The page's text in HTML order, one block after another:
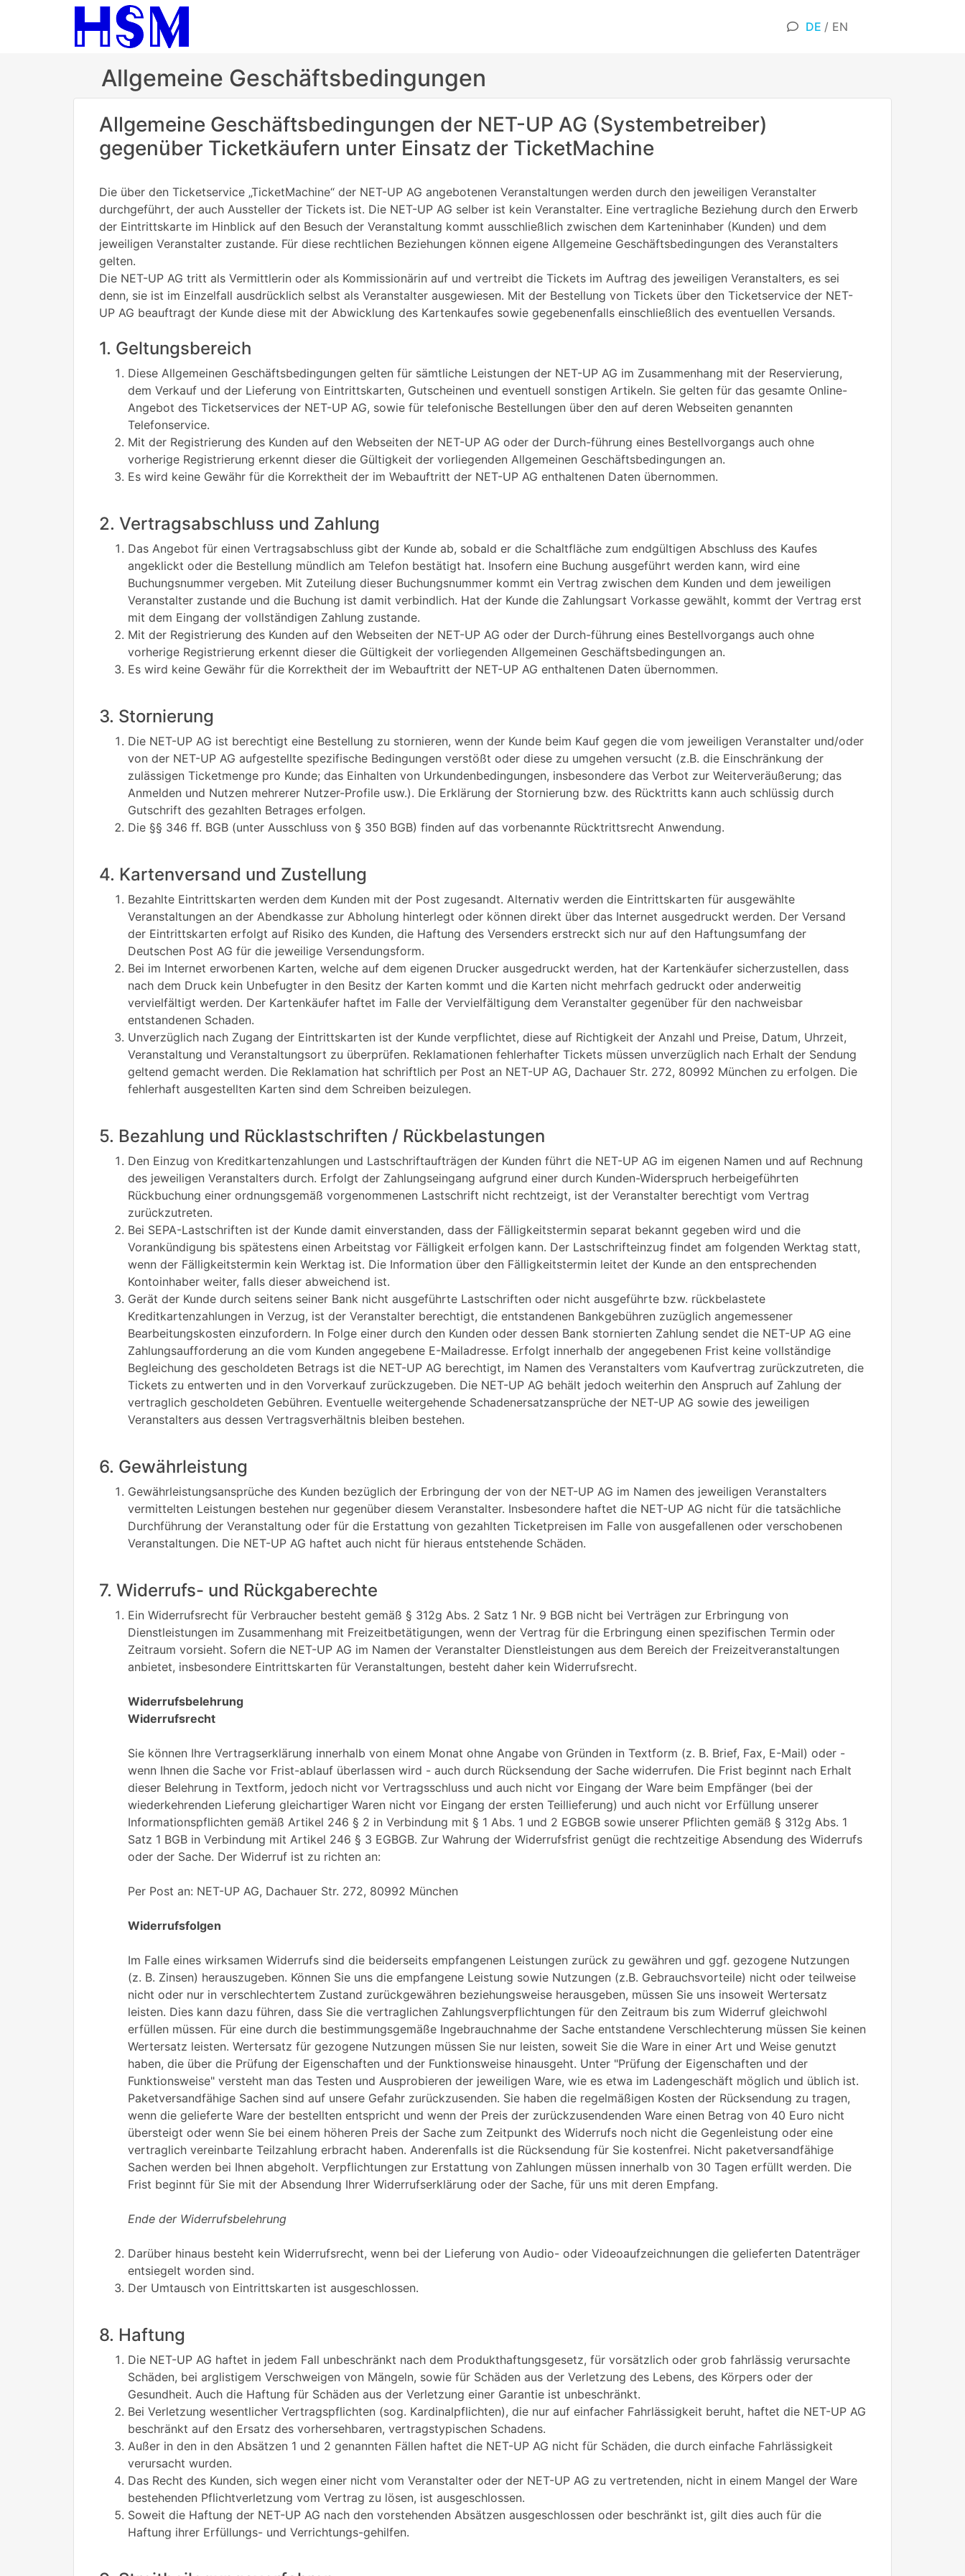
DE / EN
Allgemeine Geschäftsbedingungen
Allgemeine Geschäftsbedingungen der NET-UP AG (Systembetreiber)
gegenüber Ticketkäufern unter Einsatz der TicketMachine
Die über den Ticketservice „TicketMachine“ der NET-UP AG angebotenen Veranstaltungen werden durch den jeweiligen Veranstalter
durchgeführt, der auch Aussteller der Tickets ist. Die NET-UP AG selber ist kein Veranstalter. Eine vertragliche Beziehung durch den Erwerb
der Eintrittskarte im Hinblick auf den Besuch der Veranstaltung kommt ausschließlich zwischen dem Karteninhaber (Kunden) und dem
jeweiligen Veranstalter zustande. Für diese rechtlichen Beziehungen können eigene Allgemeine Geschäftsbedingungen des Veranstalters
gelten.
Die NET-UP AG tritt als Vermittlerin oder als Kommissionärin auf und vertreibt die Tickets im Auftrag des jeweiligen Veranstalters, es sei
denn, sie ist im Einzelfall ausdrücklich selbst als Veranstalter ausgewiesen. Mit der Bestellung von Tickets über den Ticketservice der NET-
UP AG beauftragt der Kunde diese mit der Abwicklung des Kartenkaufes sowie gegebenenfalls einschließlich des eventuellen Versands.
1. Geltungsbereich
Diese Allgemeinen Geschäftsbedingungen gelten für sämtliche Leistungen der NET-UP AG im Zusammenhang mit der Reservierung,
dem Verkauf und der Lieferung von Eintrittskarten, Gutscheinen und eventuell sonstigen Artikeln. Sie gelten für das gesamte Online-
Angebot des Ticketservices der NET-UP AG, sowie für telefonische Bestellungen über den auf deren Webseiten genannten
Telefonservice.
Mit der Registrierung des Kunden auf den Webseiten der NET-UP AG oder der Durch-führung eines Bestellvorgangs auch ohne
vorherige Registrierung erkennt dieser die Gültigkeit der vorliegenden Allgemeinen Geschäftsbedingungen an.
Es wird keine Gewähr für die Korrektheit der im Webauftritt der NET-UP AG enthaltenen Daten übernommen.
2. Vertragsabschluss und Zahlung
Das Angebot für einen Vertragsabschluss gibt der Kunde ab, sobald er die Schaltfläche zum endgültigen Abschluss des Kaufes
angeklickt oder die Bestellung mündlich am Telefon bestätigt hat. Insofern eine Buchung ausgeführt werden kann, wird eine
Buchungsnummer vergeben. Mit Zuteilung dieser Buchungsnummer kommt ein Vertrag zwischen dem Kunden und dem jeweiligen
Veranstalter zustande und die Buchung ist damit verbindlich. Hat der Kunde die Zahlungsart Vorkasse gewählt, kommt der Vertrag erst
mit dem Eingang der vollständigen Zahlung zustande.
Mit der Registrierung des Kunden auf den Webseiten der NET-UP AG oder der Durch-führung eines Bestellvorgangs auch ohne
vorherige Registrierung erkennt dieser die Gültigkeit der vorliegenden Allgemeinen Geschäftsbedingungen an.
Es wird keine Gewähr für die Korrektheit der im Webauftritt der NET-UP AG enthaltenen Daten übernommen.
3. Stornierung
Die NET-UP AG ist berechtigt eine Bestellung zu stornieren, wenn der Kunde beim Kauf gegen die vom jeweiligen Veranstalter und/oder
von der NET-UP AG aufgestellte spezifische Bedingungen verstößt oder diese zu umgehen versucht (z.B. die Einschränkung der
zulässigen Ticketmenge pro Kunde; das Einhalten von Urkundenbedingungen, insbesondere das Verbot zur Weiterveräußerung; das
Anmelden und Nutzen mehrerer Nutzer-Profile usw.). Die Erklärung der Stornierung bzw. des Rücktritts kann auch schlüssig durch
Gutschrift des gezahlten Betrages erfolgen.
Die §§ 346 ff. BGB (unter Ausschluss von § 350 BGB) finden auf das vorbenannte Rücktrittsrecht Anwendung.
4. Kartenversand und Zustellung
Bezahlte Eintrittskarten werden dem Kunden mit der Post zugesandt. Alternativ werden die Eintrittskarten für ausgewählte
Veranstaltungen an der Abendkasse zur Abholung hinterlegt oder können direkt über das Internet ausgedruckt werden. Der Versand
der Eintrittskarten erfolgt auf Risiko des Kunden, die Haftung des Versenders erstreckt sich nur auf den Haftungsumfang der
Deutschen Post AG für die jeweilige Versendungsform.
Bei im Internet erworbenen Karten, welche auf dem eigenen Drucker ausgedruckt werden, hat der Kartenkäufer sicherzustellen, dass
nach dem Druck kein Unbefugter in den Besitz der Karten kommt und die Karten nicht mehrfach gedruckt oder anderweitig
vervielfältigt werden. Der Kartenkäufer haftet im Falle der Vervielfältigung dem Veranstalter gegenüber für den nachweisbar
entstandenen Schaden.
Unverzüglich nach Zugang der Eintrittskarten ist der Kunde verpflichtet, diese auf Richtigkeit der Anzahl und Preise, Datum, Uhrzeit,
Veranstaltung und Veranstaltungsort zu überprüfen. Reklamationen fehlerhafter Tickets müssen unverzüglich nach Erhalt der Sendung
geltend gemacht werden. Die Reklamation hat schriftlich per Post an NET-UP AG, Dachauer Str. 272, 80992 München zu erfolgen. Die
fehlerhaft ausgestellten Karten sind dem Schreiben beizulegen.
5. Bezahlung und Rücklastschriften / Rückbelastungen
Den Einzug von Kreditkartenzahlungen und Lastschriftaufträgen der Kunden führt die NET-UP AG im eigenen Namen und auf Rechnung
des jeweiligen Veranstalters durch. Erfolgt der Zahlungseingang aufgrund einer durch Kunden-Widerspruch herbeigeführten
Rückbuchung einer ordnungsgemäß vorgenommenen Lastschrift nicht rechtzeigt, ist der Veranstalter berechtigt vom Vertrag
zurückzutreten.
Bei SEPA-Lastschriften ist der Kunde damit einverstanden, dass der Fälligkeitstermin separat bekannt gegeben wird und die
Vorankündigung bis spätestens einen Arbeitstag vor Fälligkeit erfolgen kann. Der Lastschrifteinzug findet am folgenden Werktag statt,
wenn der Fälligkeitstermin kein Werktag ist. Die Information über den Fälligkeitstermin leitet der Kunde an den entsprechenden
Kontoinhaber weiter, falls dieser abweichend ist.
Gerät der Kunde durch seitens seiner Bank nicht ausgeführte Lastschriften oder nicht ausgeführte bzw. rückbelastete
Kreditkartenzahlungen in Verzug, ist der Veranstalter berechtigt, die entstandenen Bankgebühren zuzüglich angemessener
Bearbeitungskosten einzufordern. In Folge einer durch den Kunden oder dessen Bank stornierten Zahlung sendet die NET-UP AG eine
Zahlungsaufforderung an die vom Kunden angegebene E-Mailadresse. Erfolgt innerhalb der angegebenen Frist keine vollständige
Begleichung des gescholdeten Betrags ist die NET-UP AG berechtigt, im Namen des Veranstalters vom Kaufvertrag zurückzutreten, die
Tickets zu entwerten und in den Vorverkauf zurückzugeben. Die NET-UP AG behält jedoch weiterhin den Anspruch auf Zahlung der
vertraglich gescholdeten Gebühren. Eventuelle weitergehende Schadenersatzansprüche der NET-UP AG sowie des jeweiligen
Veranstalters aus dessen Vertragsverhältnis bleiben bestehen.
6. Gewährleistung
Gewährleistungsansprüche des Kunden bezüglich der Erbringung der von der NET-UP AG im Namen des jeweiligen Veranstalters
vermittelten Leistungen bestehen nur gegenüber diesem Veranstalter. Insbesondere haftet die NET-UP AG nicht für die tatsächliche
Durchführung der Veranstaltung oder für die Erstattung von gezahlten Ticketpreisen im Falle von ausgefallenen oder verschobenen
Veranstaltungen. Die NET-UP AG haftet auch nicht für hieraus entstehende Schäden.
7. Widerrufs- und Rückgaberechte
Ein Widerrufsrecht für Verbraucher besteht gemäß § 312g Abs. 2 Satz 1 Nr. 9 BGB nicht bei Verträgen zur Erbringung von
Dienstleistungen im Zusammenhang mit Freizeitbetätigungen, wenn der Vertrag für die Erbringung einen spezifischen Termin oder
Zeitraum vorsieht. Sofern die NET-UP AG im Namen der Veranstalter Dienstleistungen aus dem Bereich der Freizeitveranstaltungen
anbietet, insbesondere Eintrittskarten für Veranstaltungen, besteht daher kein Widerrufsrecht.
Widerrufsbelehrung
Widerrufsrecht
Sie können Ihre Vertragserklärung innerhalb von einem Monat ohne Angabe von Gründen in Textform (z. B. Brief, Fax, E-Mail) oder -
wenn Ihnen die Sache vor Frist-ablauf überlassen wird - auch durch Rücksendung der Sache widerrufen. Die Frist beginnt nach Erhalt
dieser Belehrung in Textform, jedoch nicht vor Vertragsschluss und auch nicht vor Eingang der Ware beim Empfänger (bei der
wiederkehrenden Lieferung gleichartiger Waren nicht vor Eingang der ersten Teillieferung) und auch nicht vor Erfüllung unserer
Informationspflichten gemäß Artikel 246 § 2 in Verbindung mit § 1 Abs. 1 und 2 EGBGB sowie unserer Pflichten gemäß § 312g Abs. 1
Satz 1 BGB in Verbindung mit Artikel 246 § 3 EGBGB. Zur Wahrung der Widerrufsfrist genügt die rechtzeitige Absendung des Widerrufs
oder der Sache. Der Widerruf ist zu richten an:
Per Post an: NET-UP AG, Dachauer Str. 272, 80992 München
Widerrufsfolgen
Im Falle eines wirksamen Widerrufs sind die beiderseits empfangenen Leistungen zurück zu gewähren und ggf. gezogene Nutzungen
(z. B. Zinsen) herauszugeben. Können Sie uns die empfangene Leistung sowie Nutzungen (z.B. Gebrauchsvorteile) nicht oder teilweise
nicht oder nur in verschlechtertem Zustand zurückgewähren beziehungsweise herausgeben, müssen Sie uns insoweit Wertersatz
leisten. Dies kann dazu führen, dass Sie die vertraglichen Zahlungsverpflichtungen für den Zeitraum bis zum Widerruf gleichwohl
erfüllen müssen. Für eine durch die bestimmungsgemäße Ingebrauchnahme der Sache entstandene Verschlechterung müssen Sie keinen
Wertersatz leisten. Wertersatz für gezogene Nutzungen müssen Sie nur leisten, soweit Sie die Ware in einer Art und Weise genutzt
haben, die über die Prüfung der Eigenschaften und der Funktionsweise hinausgeht. Unter "Prüfung der Eigenschaften und der
Funktionsweise" versteht man das Testen und Ausprobieren der jeweiligen Ware, wie es etwa im Ladengeschäft möglich und üblich ist.
Paketversandfähige Sachen sind auf unsere Gefahr zurückzusenden. Sie haben die regelmäßigen Kosten der Rücksendung zu tragen,
wenn die gelieferte Ware der bestellten entspricht und wenn der Preis der zurückzusendenden Ware einen Betrag von 40 Euro nicht
übersteigt oder wenn Sie bei einem höheren Preis der Sache zum Zeitpunkt des Widerrufs noch nicht die Gegenleistung oder eine
vertraglich vereinbarte Teilzahlung erbracht haben. Anderenfalls ist die Rücksendung für Sie kostenfrei. Nicht paketversandfähige
Sachen werden bei Ihnen abgeholt. Verpflichtungen zur Erstattung von Zahlungen müssen innerhalb von 30 Tagen erfüllt werden. Die
Frist beginnt für Sie mit der Absendung Ihrer Widerrufserklärung oder der Sache, für uns mit deren Empfang.
Ende der Widerrufsbelehrung
Darüber hinaus besteht kein Widerrufsrecht, wenn bei der Lieferung von Audio- oder Videoaufzeichnungen die gelieferten Datenträger
entsiegelt worden sind.
Der Umtausch von Eintrittskarten ist ausgeschlossen.
8. Haftung
Die NET-UP AG haftet in jedem Fall unbeschränkt nach dem Produkthaftungsgesetz, für vorsätzlich oder grob fahrlässig verursachte
Schäden, bei arglistigem Verschweigen von Mängeln, sowie für Schäden aus der Verletzung des Lebens, des Körpers oder der
Gesundheit. Auch die Haftung für Schäden aus der Verletzung einer Garantie ist unbeschränkt.
Bei Verletzung wesentlicher Vertragspflichten (sog. Kardinalpflichten), die nur auf einfacher Fahrlässigkeit beruht, haftet die NET-UP AG
beschränkt auf den Ersatz des vorhersehbaren, vertragstypischen Schadens.
Außer in den in den Absätzen 1 und 2 genannten Fällen haftet die NET-UP AG nicht für Schäden, die durch einfache Fahrlässigkeit
verursacht wurden.
Das Recht des Kunden, sich wegen einer nicht vom Veranstalter oder der NET-UP AG zu vertretenden, nicht in einem Mangel der Ware
bestehenden Pflichtverletzung vom Vertrag zu lösen, ist ausgeschlossen.
Soweit die Haftung der NET-UP AG nach den vorstehenden Absätzen ausgeschlossen oder beschränkt ist, gilt dies auch für die
Haftung ihrer Erfüllungs- und Verrichtungs-gehilfen.